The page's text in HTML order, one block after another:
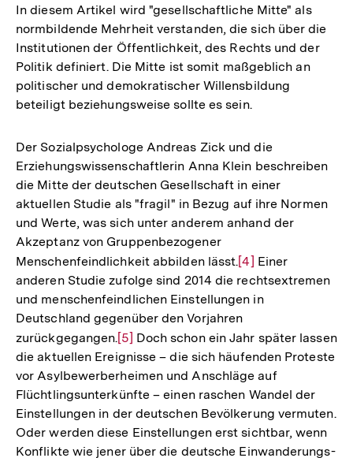
Fußnote
der
In diesem Artikel wird "gesellschaftliche Mitte" als
normbildende Mehrheit verstanden, die sich über die
Institutionen der Öffentlichkeit, des Rechts und der
Politik definiert. Die Mitte ist somit maßgeblich an
politischer und demokratischer Willensbildung
beteiligt beziehungsweise sollte es sein.
Der Sozialpsychologe Andreas Zick und die
Erziehungswissenschaftlerin Anna Klein beschreiben
die Mitte der deutschen Gesellschaft in einer
aktuellen Studie als "fragil" in Bezug auf ihre Normen
und Werte, was sich unter anderem anhand der
Akzeptanz von Gruppenbezogener
Menschenfeindlichkeit abbilden lässt.Zur
Auflösung
der
Fußnote
[4] Einer
anderen Studie zufolge sind 2014 die rechtsextremen
und menschenfeindlichen Einstellungen in
Deutschland gegenüber den Vorjahren
zurückgegangen.Zur
Auflösung
der
Fußnote
[5] Doch schon ein Jahr später lassen
die aktuellen Ereignisse – die sich häufenden Proteste
vor Asylbewerberheimen und Anschläge auf
Flüchtlingsunterkünfte – einen raschen Wandel der
Einstellungen in der deutschen Bevölkerung vermuten.
Oder werden diese Einstellungen erst sichtbar, wenn
Konflikte wie jener über die deutsche Einwanderungs-